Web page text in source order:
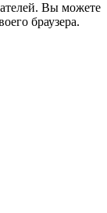
Вы можете
браузера.